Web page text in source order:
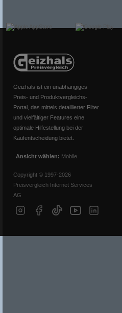
Geizhals ist ein unabhängiges
Preis- und Produktvergleichs-
Portal, das mittels detaillierter Filter
und vielfältiger Features eine
optimale Hilfestellung bei der
Kaufentscheidung bietet.
Ansicht wählen: Mobile
Copyright © 1997-2026
Preisvergleich Internet Services
AG